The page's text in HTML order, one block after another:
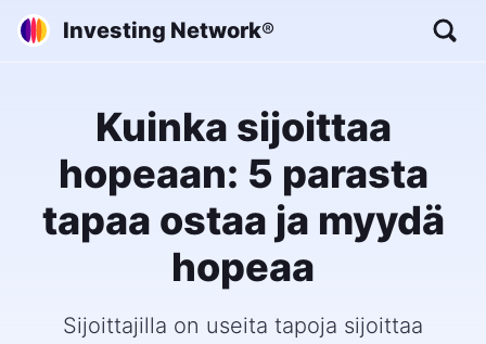
Investing Network®
Kuinka sijoittaa
hopeaan: 5 parasta
tapaa ostaa ja myydä
hopeaa
Sijoittajilla on useita tapoja sijoittaa